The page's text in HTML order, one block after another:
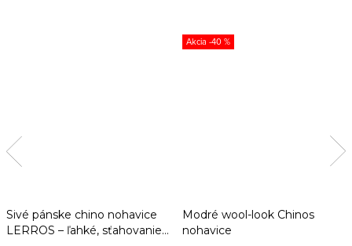
Sivé pánske chino nohavice
LERROS – ľahké, sťahovanie
-40 %
Modré wool-look Chinos
nohavice